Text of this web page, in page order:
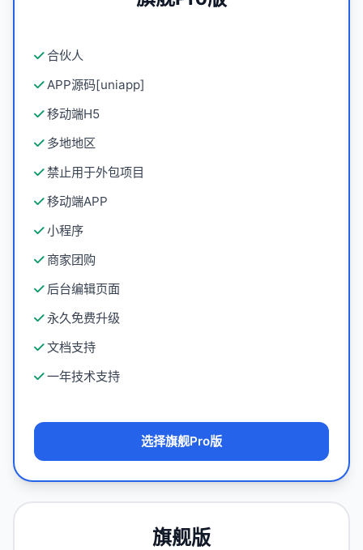
合伙人
APP源码[uniapp]
移动端H5
多地地区
禁止用于外包项目
移动端APP
小程序
商家团购
后台编辑页面
永久免费升级
文档支持
一年技术支持
选择旗舰Pro版
旗舰版